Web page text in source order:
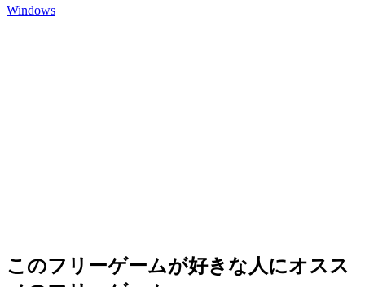
Windows
このフリーゲームが好きな人にオスス